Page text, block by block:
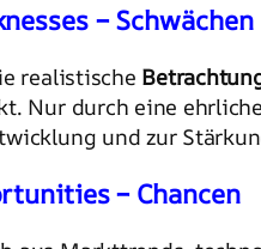
– Schwächen
realistische
Nur durch eine
und zur
– Chancen